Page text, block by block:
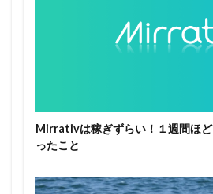
Mirrativは稼ぎずらい！１週間ほ
ったこと